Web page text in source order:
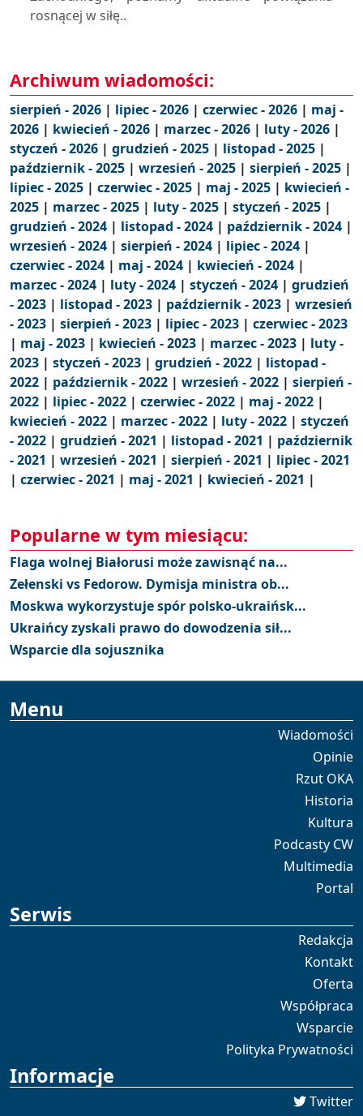
rosnącej w siłę..
Archiwum wiadomości:
sierpień - 2026 | lipiec - 2026 | czerwiec - 2026 | maj -
2026 | kwiecień - 2026 | marzec - 2026 | luty - 2026 |
styczeń - 2026 | grudzień - 2025 | listopad - 2025 |
październik - 2025 | wrzesień - 2025 | sierpień - 2025 |
lipiec - 2025 | czerwiec - 2025 | maj - 2025 | kwiecień -
2025 | marzec - 2025 | luty - 2025 | styczeń - 2025 |
grudzień - 2024 | listopad - 2024 | październik - 2024 |
wrzesień - 2024 | sierpień - 2024 | lipiec - 2024 |
czerwiec - 2024 | maj - 2024 | kwiecień - 2024 |
marzec - 2024 | luty - 2024 | styczeń - 2024 | grudzień
- 2023 | listopad - 2023 | październik - 2023 | wrzesień
- 2023 | sierpień - 2023 | lipiec - 2023 | czerwiec - 2023
| maj - 2023 | kwiecień - 2023 | marzec - 2023 | luty -
2023 | styczeń - 2023 | grudzień - 2022 | listopad -
2022 | październik - 2022 | wrzesień - 2022 | sierpień -
2022 | lipiec - 2022 | czerwiec - 2022 | maj - 2022 |
kwiecień - 2022 | marzec - 2022 | luty - 2022 | styczeń
- 2022 | grudzień - 2021 | listopad - 2021 | październik
- 2021 | wrzesień - 2021 | sierpień - 2021 | lipiec - 2021
| czerwiec - 2021 | maj - 2021 | kwiecień - 2021 |
Popularne w tym miesiącu:
Flaga wolnej Białorusi może zawisnąć na...
Zełenski vs Fedorow. Dymisja ministra ob...
Moskwa wykorzystuje spór polsko-ukraińsk...
Ukraińcy zyskali prawo do dowodzenia sił...
Wsparcie dla sojusznika
Menu
Wiadomości
Opinie
Rzut OKA
Historia
Kultura
Podcasty CW
Multimedia
Portal
Serwis
Redakcja
Kontakt
Oferta
Współpraca
Wsparcie
Polityka Prywatności
Informacje
Twitter